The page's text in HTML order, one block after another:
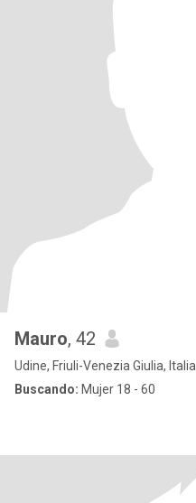
Mauro, 42
Udine, Friuli-Venezia Giulia, Italia
Buscando: Mujer 18 - 60